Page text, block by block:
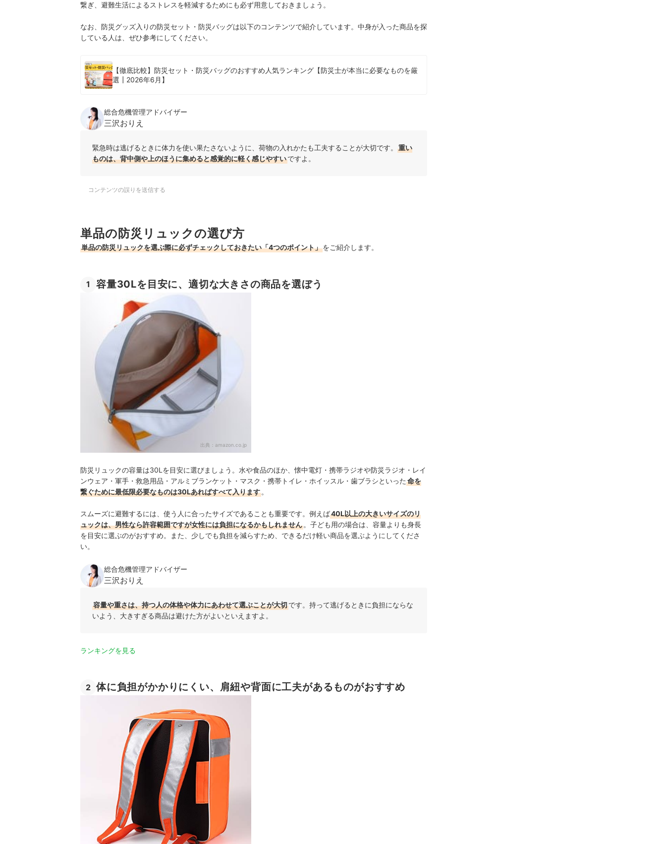
繋ぎ、避難生活によるストレスを軽減するためにも必ず用意しておきましょう。
なお、防災グッズ入りの防災セット・防災バッグは以下のコンテンツで紹介しています。中身が入った商品を探
している人は、ぜひ参考にしてください。
【徹底比較】防災セット・防災バッグのおすすめ人気ランキング【防災士が本当に必要なものを厳
選┃2026年6月】
総合危機管理アドバイザー
三沢おりえ
緊急時は逃げるときに体力を使い果たさないように、荷物の入れかたも工夫することが大切です。
重い
ものは、背中側や上のほうに集めると感覚的に軽く感じやすいですよ。
コンテンツの誤りを送信する
単品の防災リュックの選び方
単品の防災リュックを選ぶ際に必ずチェックしておきたい「4つのポイント」をご紹介します。
1 容量30Lを目安に、適切な大きさの商品を選ぼう
出典： amazon.co.jp
防災リュックの容量は30Lを目安に選びましょう。水や食品のほか、懐中電灯・携帯ラジオや防災ラジオ・レイ
ンウェア・軍手・救急用品・アルミブランケット・マスク・携帯トイレ・ホイッスル・歯ブラシといった 命を
繋ぐために最低限必要なものは30Lあればすべて入ります 。
スムーズに避難するには、使う人に合ったサイズであることも重要です。例えば40L以上の大きいサイズのリ
ュックは、男性なら許容範囲ですが女性には負担になるかもしれません 。子ども用の場合は、容量よりも身長
を目安に選ぶのがおすすめ。また、少しでも負担を減らすため、できるだけ軽い商品を選ぶようにしてくださ
い。
総合危機管理アドバイザー
三沢おりえ
容量や重さは、持つ人の体格や体力にあわせて選ぶことが大切です。持って逃げるときに負担にならな
いよう、大きすぎる商品は避けた方がよいといえますよ。
ランキングを見る
2 体に負担がかかりにくい、肩紐や背面に工夫があるものがおすすめ